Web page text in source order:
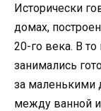
Исторически
домах,
20-го века. В
занимались
за маленькими
между ванной и